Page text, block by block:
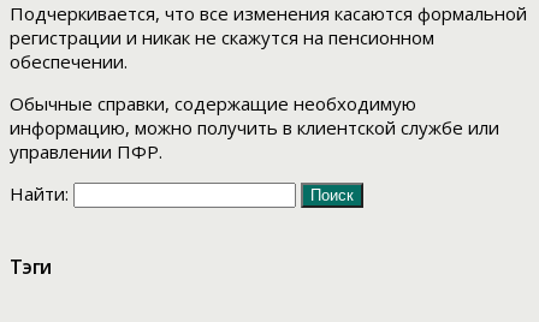
Подчеркивается, что все изменения касаются формальной
регистрации и никак не скажутся на пенсионном
обеспечении.
Обычные справки, содержащие необходимую
информацию, можно получить в клиентской службе или
управлении ПФР.
Найти:
Тэги